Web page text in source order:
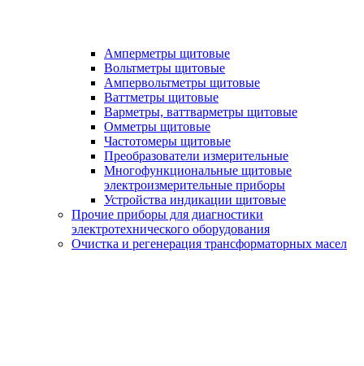
Амперметры щитовые
Вольтметры щитовые
Ампервольтметры щитовые
Ваттметры щитовые
Варметры, ваттварметры щитовые
Омметры щитовые
Частотомеры щитовые
Преобразователи измерительные
Многофункциональные щитовые
электроизмерительные приборы
Устройства индикации щитовые
Прочие приборы для диагностики
электротехнического оборудования
Очистка и регенерация трансформаторных масел